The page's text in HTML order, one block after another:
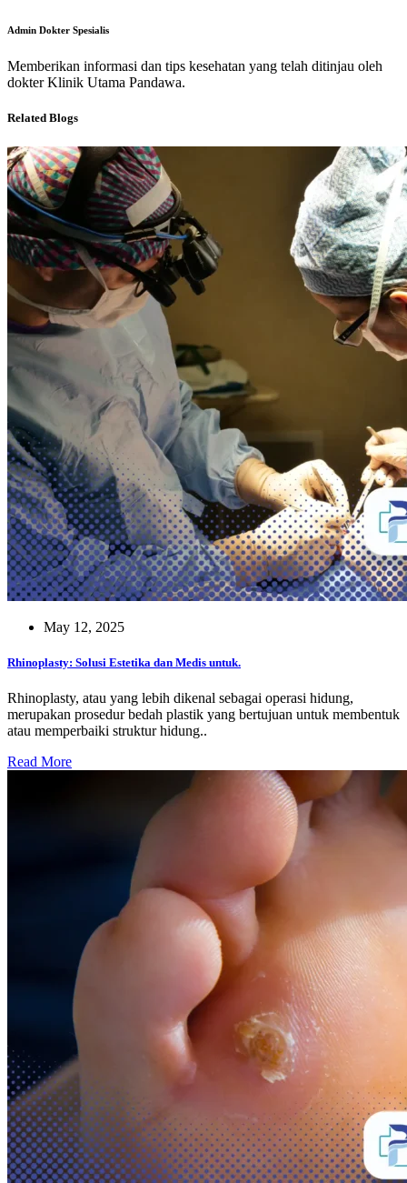
Admin Dokter Spesialis
Memberikan informasi dan tips kesehatan yang telah ditinjau oleh
dokter Klinik Utama Pandawa.
Related Blogs
May 12, 2025
Rhinoplasty: Solusi Estetika dan Medis untuk.
Rhinoplasty, atau yang lebih dikenal sebagai operasi hidung,
merupakan prosedur bedah plastik yang bertujuan untuk membentuk
atau memperbaiki struktur hidung..
Read More